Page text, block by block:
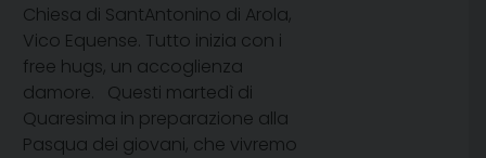
Chiesa di SantAntonino di Arola,
Vico Equense. Tutto inizia con i
free hugs, un accoglienza
damore. Questi martedì di
Quaresima in preparazione alla
Pasqua dei giovani, che vivremo